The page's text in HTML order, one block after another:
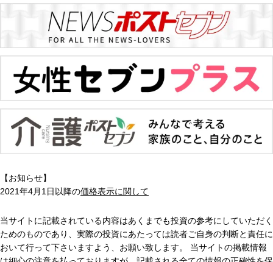
【お知らせ】
2021年4月1日以降の価格表示に関して
当サイトに記載されている内容はあくまでも投資の参考にしていただく
ためのものであり、実際の投資にあたっては読者ご自身の判断と責任に
おいて行って下さいますよう、お願い致します。 当サイトの掲載情報